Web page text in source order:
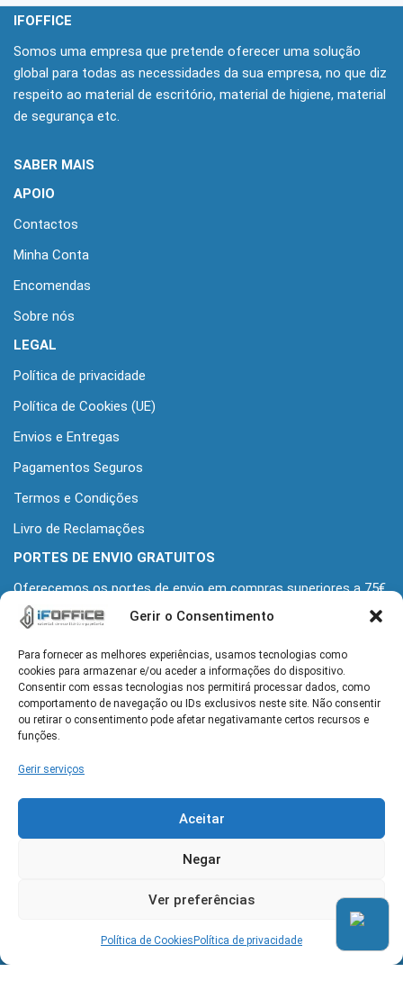
Gerir o Consentimento
Para fornecer as melhores experiências, usamos tecnologias como
cookies para armazenar e/ou aceder a informações do dispositivo.
Consentir com essas tecnologias nos permitirá processar dados, como
comportamento de navegação ou IDs exclusivos neste site. Não consentir
ou retirar o consentimento pode afetar negativamante certos recursos e
funções.
Gerir serviços
Aceitar
Negar
Ver preferências
Política de Cookies Política de privacidade
IFOFFICE
Somos uma empresa que pretende oferecer uma solução
global para todas as necessidades da sua empresa, no que diz
respeito ao material de escritório, material de higiene, material
de segurança etc.
SABER MAIS
APOIO
Contactos
Minha Conta
Encomendas
Sobre nós
LEGAL
Política de privacidade
Política de Cookies (UE)
Envios e Entregas
Pagamentos Seguros
Termos e Condições
Livro de Reclamações
PORTES DE ENVIO GRATUITOS
Oferecemos os portes de envio em compras superiores a 75€
+iva
MORADA
Alameda Grupo Desportivo Alcochetense 139
2890-110 Alcochete
Seg-Sex: 9h-13h e 14h-18h
geral@ifoffice.pt| 960 064 173
© Copyright 2026 IFOFFICE. All Rights Reserved | DESIGN BY